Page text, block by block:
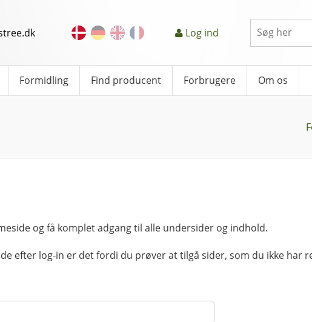
Log ind
Formidling Find producent Forbrugere Om os
og få komplet adgang til alle undersider og indhold.
efter log-in er det fordi du prøver at tilgå sider, som du ikke har